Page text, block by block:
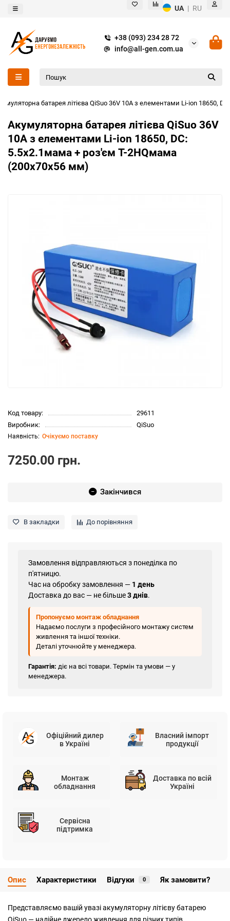
UA | RU
+38 (093) 234 28 72
info@all-gen.com.ua
батарея літієва QiSuo 36V 10A з елементами Li-ion 18650,
Акумуляторна батарея літієва QiSuo 36V
10A з елементами Li-ion 18650, DC:
5.5x2.1мама + роз'єм T-2HQмама
(200х70х56 мм)
Код товару:
29611
Виробник:
QiSuo
Очікуємо поставку
7250.00 грн.
Закінчився
В закладки До порівняння
Замовлення відправляються з понеділка по
п'ятницю.
Час на обробку замовлення — 1 день
Доставка до вас — не більше3 днів.
Пропонуємо монтаж обладнання
Надаємо послуги з професійного монтажу систем
живлення та іншої техніки.
Деталі уточнюйте у менеджера.
Гарантія: діє на всі товари. Термін та умови — у
менеджера.
Офіційний дилер
в Україні
Власний імпорт
продукції
Монтаж
обладнання
Доставка по всій
Україні
Сервісна
підтримка
Опис Характеристики Відгуки 0 Як замовити?
Представляємо вашій увазі акумуляторну літієву батарею